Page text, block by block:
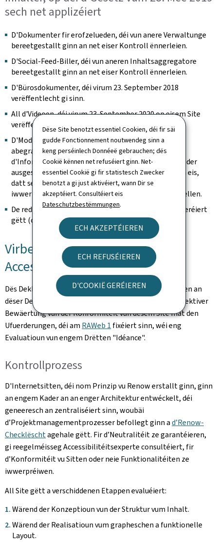
Dëse Site benotzt essentiel Cookien, déi fir säi
gudde Fonctionnement noutwendeg sinn a
keng perséinlech Donnéeë gebrauchen; dës
Cookië kënnen net refuséiert ginn. Net-
essentiel Cookië gi fir statistesch Zwecker
benotzt a gi just aktivéiert, wann Dir se
akzeptéiert. Consultéiert eis
Dateschutzbestëmmungen.
ECH AKZEPTÉIEREN
ECH REFUSÉIEREN
D'COOKIË GERÉIEREN
sech net applizéiert
D'Dokumenter fir erofzelueden, déi vun anere Verwaltunge
bereetgestallt ginn an net eiser Kontroll ënnerleien.
D'Social-Feed-Biller, déi vun aneren Inhaltsaggregatore
bereetgestallt ginn an net eiser Kontroll ënnerleien.
D'Bürosdokumenter, déi virum 23. September 2018
verëffentlecht gi sinn.
All d'Videoen, déi virum 23. September 2020 op eisem Site
verëffentlecht gi sinn.
D'Modüller mat den interaktive Kaarte sinn net mat
abegraff, wann et op der Säit eng Alternativ gëtt, fir
d'Informatioun vun der Kaart ze kréien (Presenz vun der
ausgeschriwwener Adress zum Beispill). Mir beméien eis,
datt se weiderhin identifizéiert kënne ginn, an
iwwerpréiwen, datt se keng Fal fir d'Tastatur duerstellen.
De redaktionellen Inhalt, deen als archivéiert consideréiert
gëtt (ouni Modifikatioun nom 23. September 2019).
Virbereedung vun dëser
Accessibilitéitsdeklaratioun
Dës Deklaratioun gouf de(n)3.1.2025erstallt. D'Angaben an
dëser Deklaratioun sinn exakt a baséieren op enger effektiver
Bewäertung vun der Konformitéit vun dësem Site mat den
Ufuerderungen, déi am RAWeb 1 fixéiert sinn, wéi eng
Evaluatioun vun engem Drëtten "Idéance".
Kontrollprozess
D'Internetsitten, déi nom Prinzip vu Renow erstallt ginn, ginn
an engem Kader an an enger Architektur entwéckelt, déi
geneeresch an zentraliséiert sinn, woubäi
d’Projektmanagementprozesser befollegt ginn ad’Renow-
Checklëschtagehale gëtt. Fir d’Neutralitéit ze garantéieren,
gi reegelméisseg Accessibilitéitsexperte consultéiert, fir
d’Konformitéit vu Sitten oder neie Funktionalitéiten ze
iwwerpréiwen.
All Site gëtt a verschiddenen Etappen evaluéiert:
Wärend der Konzeptioun vun der Struktur vum Inhalt.
Wärend der Realisatioun vum grapheschen a funktionelle
Layout.